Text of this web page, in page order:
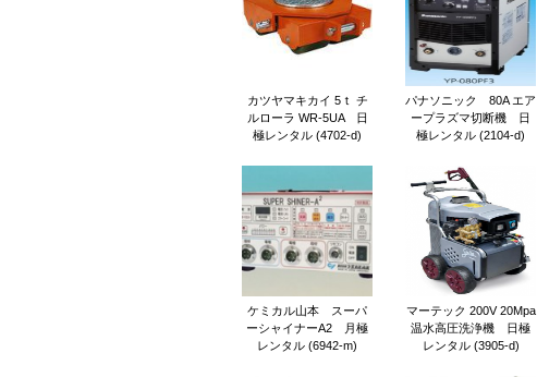
カツヤマキカイ 5ｔ チ
ルローラ WR-5UA 日
極レンタル (4702-d)
パナソニック 80A エア
ープラズマ切断機 日
極レンタル (2104-d)
ケミカル山本 スーパ
ーシャイナーA2 月極
レンタル (6942-m)
マーテック 200V 20Mpa
温水高圧洗浄機 日極
レンタル (3905-d)